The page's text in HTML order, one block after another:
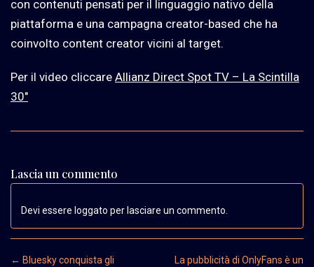
con contenuti pensati per il linguaggio nativo della
piattaforma e una campagna creator-based che ha
coinvolto content creator vicini al target.
Per il video cliccare Allianz Direct Spot TV – La Scintilla
30″
Lascia un commento
Devi essere loggato per lasciare un commento.
Post navigation
← Bluesky conquista gli
La pubblicità di OnlyFans è un